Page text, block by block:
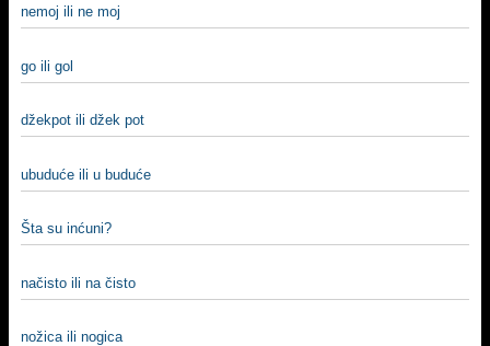
nemoj ili ne moj
go ili gol
džekpot ili džek pot
ubuduće ili u buduće
Šta su inćuni?
načisto ili na čisto
nožica ili nogica